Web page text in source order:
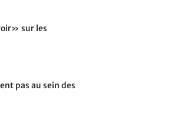
sur les
pas au sein des